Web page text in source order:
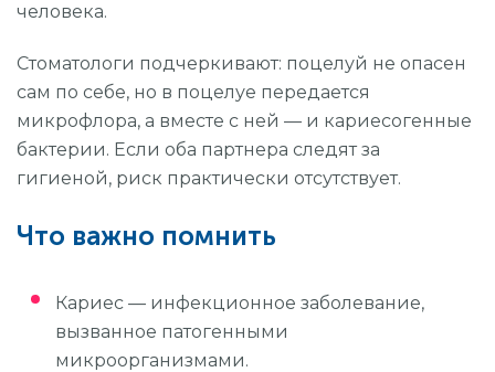
человека.
Стоматологи подчеркивают: поцелуй не опасен
сам по себе, но в поцелуе передается
микрофлора, а вместе с ней — и кариесогенные
бактерии. Если оба партнера следят за
гигиеной, риск практически отсутствует.
Что важно помнить
Кариес — инфекционное заболевание,
вызванное патогенными
микроорганизмами.